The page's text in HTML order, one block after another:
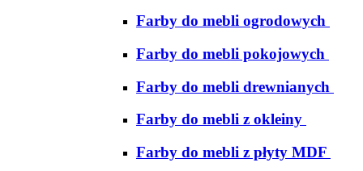
Farby do mebli ogrodowych
Farby do mebli pokojowych
Farby do mebli drewnianych
Farby do mebli z okleiny
Farby do mebli z płyty MDF